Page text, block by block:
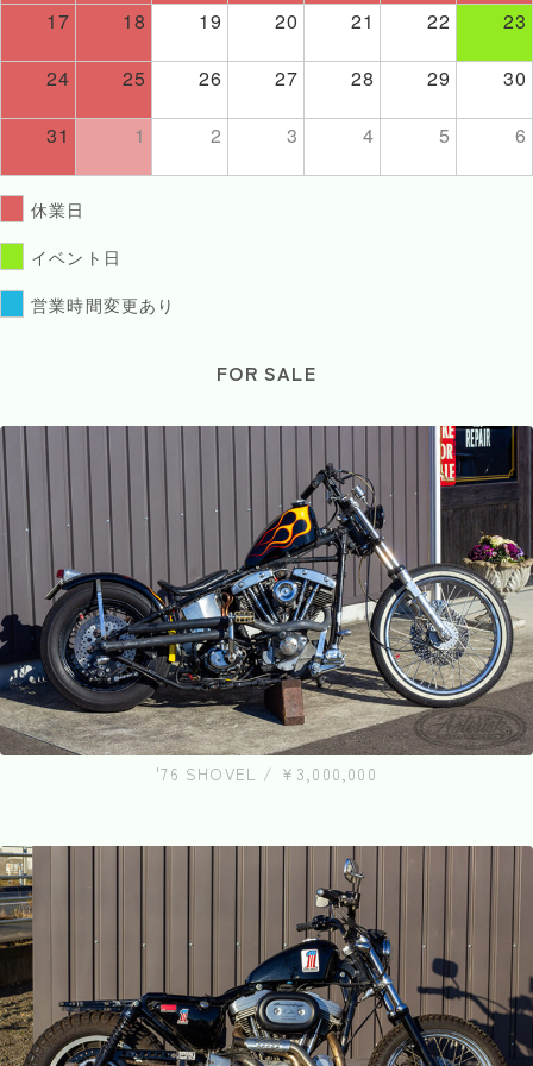
17 18 19 20 21 22 23
24 25 26 27 28 29 30
31 1 2 3 4 5 6
休業日
イベント日
営業時間変更あり
FOR SALE
'76 SHOVEL / ¥3,000,000